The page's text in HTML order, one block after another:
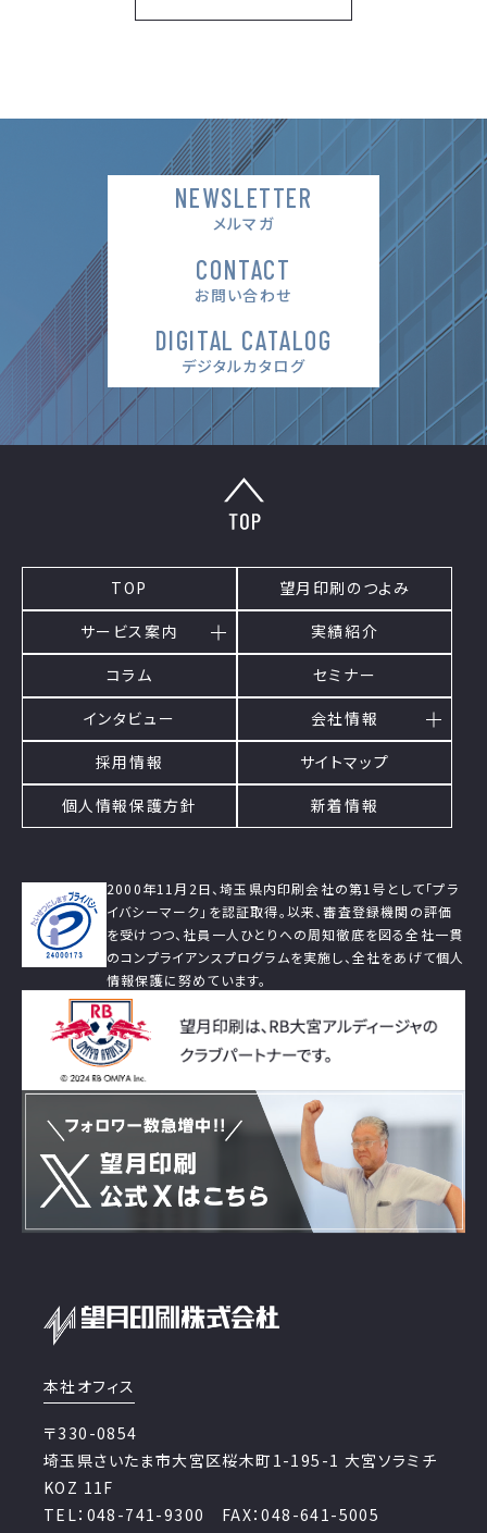
NEWSLETTER
メルマガ
CONTACT
お問い合わせ
DIGITAL CATALOG
デジタルカタログ
TOP
望月印刷のつよみ
サービス案内
実績紹介
コラム
セミナー
インタビュー
会社情報
採用情報
サイトマップ
個人情報保護方針
新着情報
2000年11月2日、埼玉県内印刷会社の第1号として「プラ
イバシーマーク」を認証取得。以来、審査登録機関の評価
を受けつつ、社員一人ひとりへの周知徹底を図る全社一貫
のコンプライアンスプログラムを実施し、全社をあげて個人
情報保護に努めています。
本社オフィス
〒330-0854
埼玉県さいたま市大宮区桜木町1-195-1 大宮ソラミチ
KOZ 11F
TEL：048-741-9300 FAX：048-641-5005